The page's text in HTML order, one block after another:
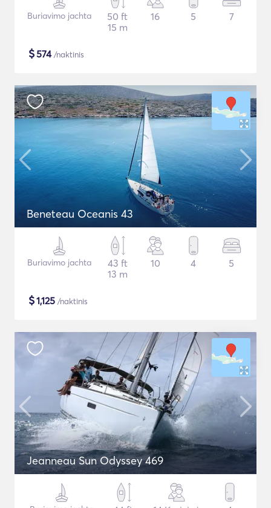
Buriavimo jachta
50 ft
15 m
16 5 7
$574/naktinis
Beneteau Oceanis 43
Buriavimo jachta
43 ft
13 m
10 4 5
$1,125 /naktinis
Jeanneau Sun Odyssey 469